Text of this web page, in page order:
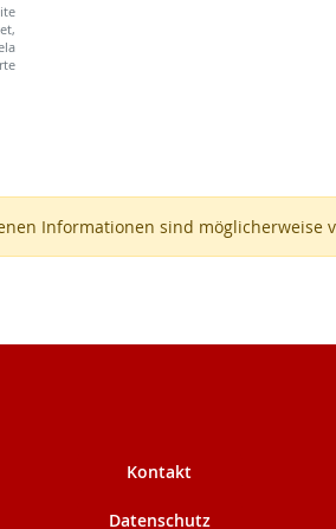
Informationen sind möglicherweise
Kontakt
Datenschutz